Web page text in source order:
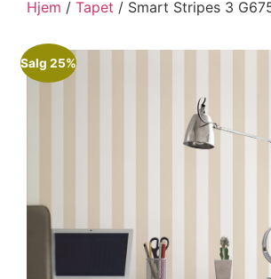
Hjem / Tapet / Smart Stripes 3
Salg 25%